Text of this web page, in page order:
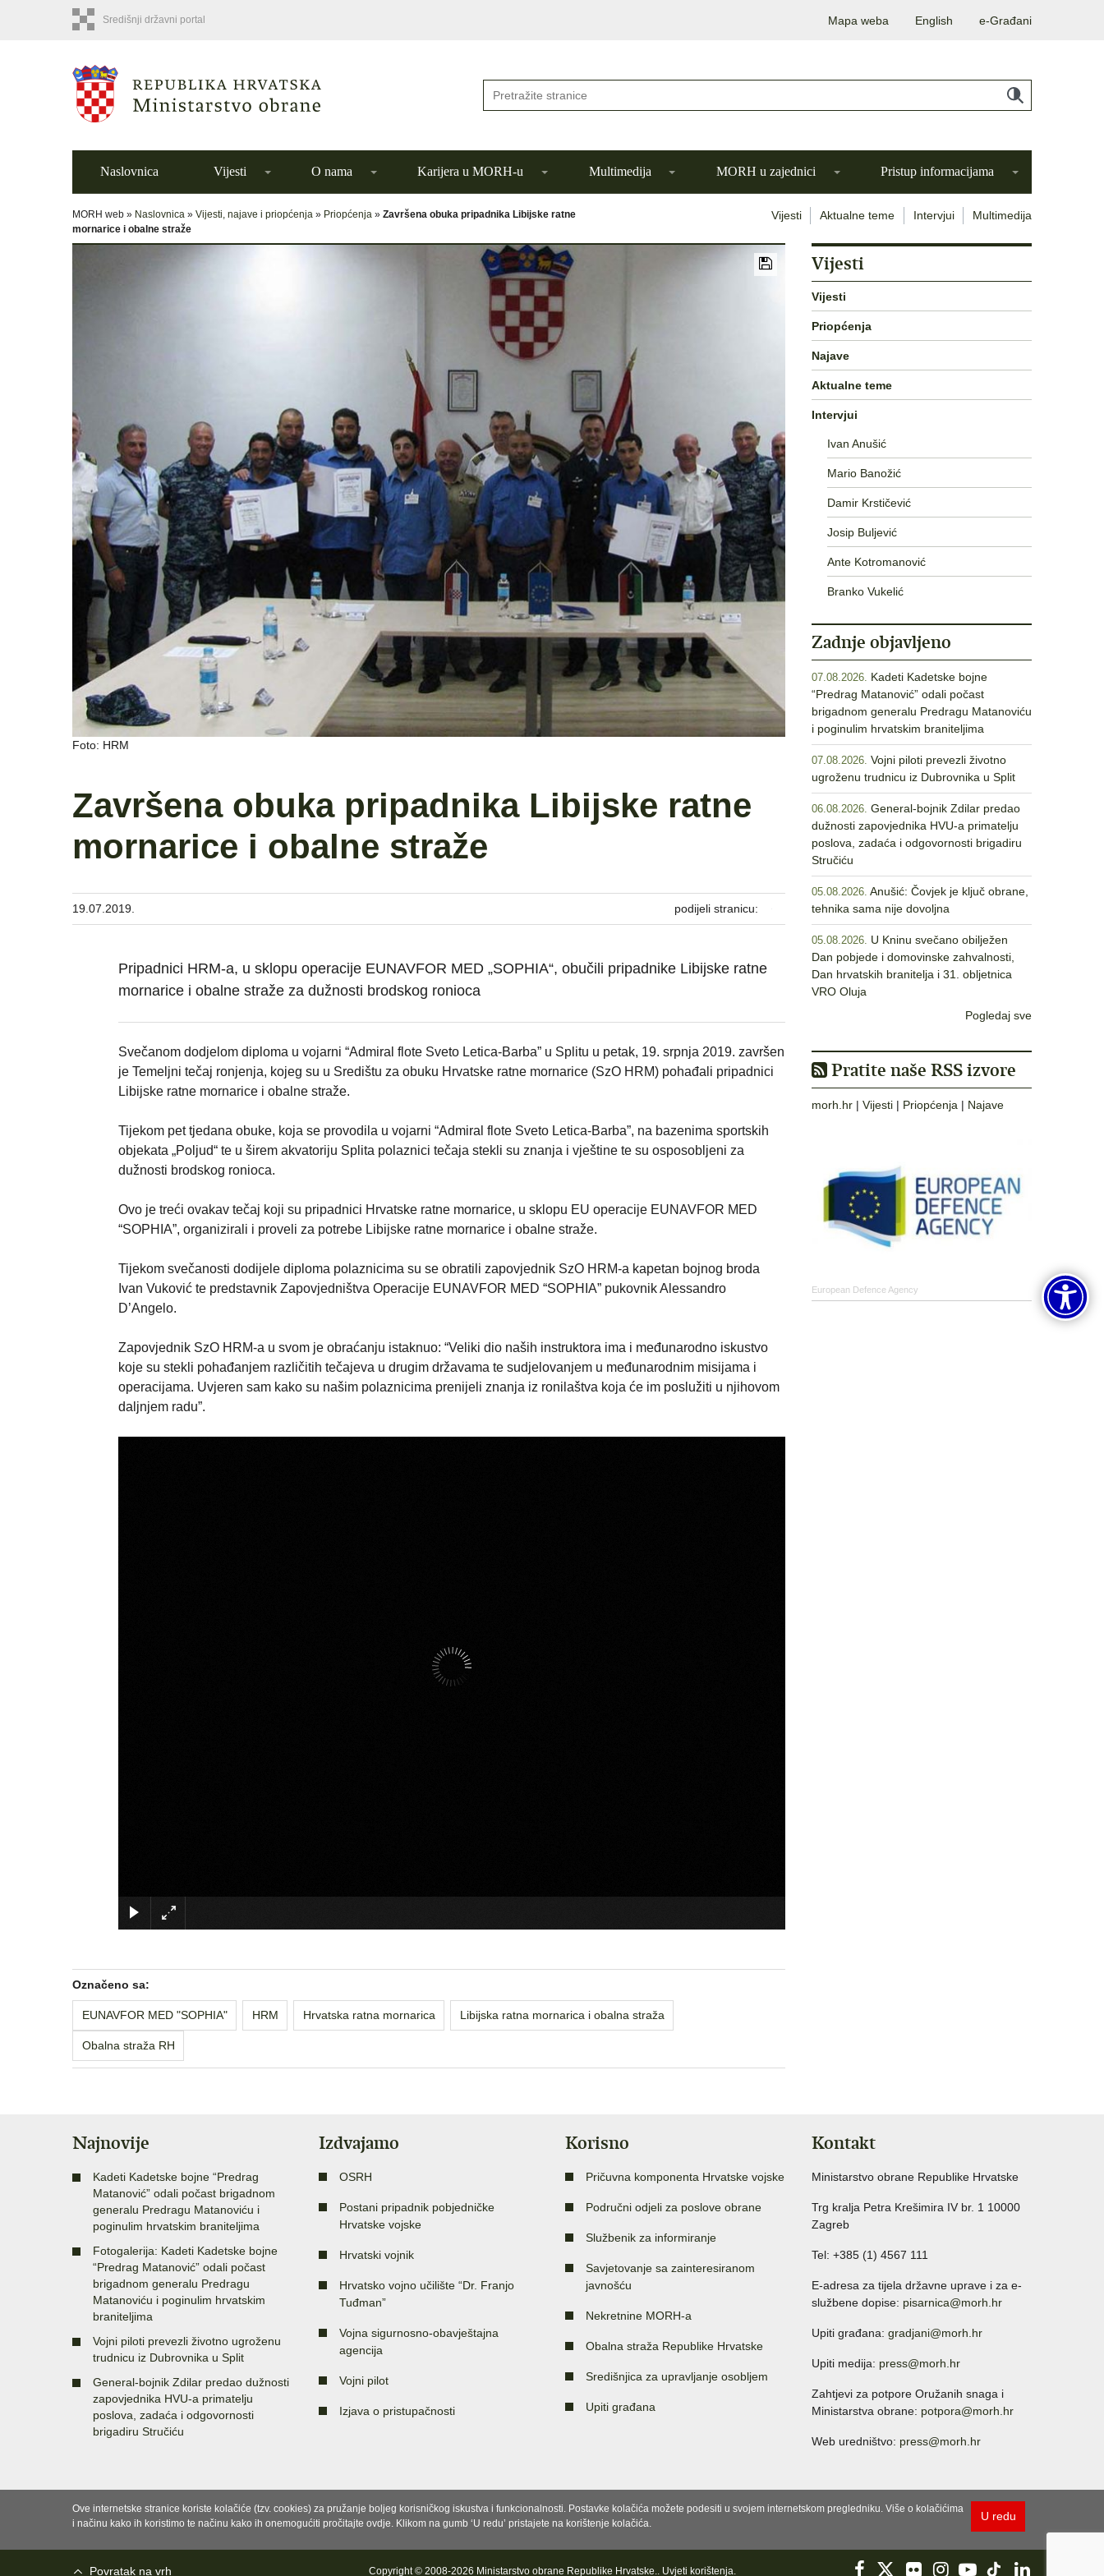
Središnji državni portal Mapa weba English e-Građani
Naslovnica Vijesti O nama Karijera u MORH-u Multimedija MORH u zajednici Pristup informacijama
MORH web » Naslovnica » Vijesti, najave i priopćenja » Priopćenja » Završena obuka pripadnika Libijske ratne
mornarice i obalne straže
Vijesti Aktualne teme Intervjui Multimedija
Foto: HRM
Završena obuka pripadnika Libijske ratne
mornarice i obalne straže
19.07.2019. podijeli stranicu:
Pripadnici HRM-a, u sklopu operacije EUNAVFOR MED „SOPHIA“, obučili pripadnike Libijske ratne
mornarice i obalne straže za dužnosti brodskog ronioca
Svečanom dodjelom diploma u vojarni “Admiral flote Sveto Letica-Barba” u Splitu u petak, 19. srpnja 2019. završen
je Temeljni tečaj ronjenja, kojeg su u Središtu za obuku Hrvatske ratne mornarice (SzO HRM) pohađali pripadnici
Libijske ratne mornarice i obalne straže.
Tijekom pet tjedana obuke, koja se provodila u vojarni “Admiral flote Sveto Letica-Barba”, na bazenima sportskih
objekata „Poljud“ te u širem akvatoriju Splita polaznici tečaja stekli su znanja i vještine te su osposobljeni za
dužnosti brodskog ronioca.
Ovo je treći ovakav tečaj koji su pripadnici Hrvatske ratne mornarice, u sklopu EU operacije EUNAVFOR MED
“SOPHIA”, organizirali i proveli za potrebe Libijske ratne mornarice i obalne straže.
Tijekom svečanosti dodijele diploma polaznicima su se obratili zapovjednik SzO HRM-a kapetan bojnog broda
Ivan Vuković te predstavnik Zapovjedništva Operacije EUNAVFOR MED “SOPHIA” pukovnik Alessandro
D’Angelo.
Zapovjednik SzO HRM-a u svom je obraćanju istaknuo: “Veliki dio naših instruktora ima i međunarodno iskustvo
koje su stekli pohađanjem različitih tečajeva u drugim državama te sudjelovanjem u međunarodnim misijama i
operacijama. Uvjeren sam kako su našim polaznicima prenijeli znanja iz ronilaštva koja će im poslužiti u njihovom
daljnjem radu”.
Označeno sa:
EUNAVFOR MED "SOPHIA" HRM Hrvatska ratna mornarica Libijska ratna mornarica i obalna straža
Obalna straža RH
Vijesti
Vijesti
Priopćenja
Najave
Aktualne teme
Intervjui
Ivan Anušić
Mario Banožić
Damir Krstičević
Josip Buljević
Ante Kotromanović
Branko Vukelić
Zadnje objavljeno
07.08.2026. Kadeti Kadetske bojne
“Predrag Matanović” odali počast
brigadnom generalu Predragu Matanoviću
i poginulim hrvatskim braniteljima
07.08.2026. Vojni piloti prevezli životno
ugroženu trudnicu iz Dubrovnika u Split
06.08.2026. General-bojnik Zdilar predao
dužnosti zapovjednika HVU-a primatelju
poslova, zadaća i odgovornosti brigadiru
Stručiću
05.08.2026. Anušić: Čovjek je ključ obrane,
tehnika sama nije dovoljna
05.08.2026. U Kninu svečano obilježen
Dan pobjede i domovinske zahvalnosti,
Dan hrvatskih branitelja i 31. obljetnica
VRO Oluja
Pogledaj sve
Pratite naše RSS izvore
morh.hr | Vijesti | Priopćenja | Najave
European Defence Agency
Najnovije
Kadeti Kadetske bojne “Predrag
Matanović” odali počast brigadnom
generalu Predragu Matanoviću i
poginulim hrvatskim braniteljima
Fotogalerija: Kadeti Kadetske bojne
“Predrag Matanović” odali počast
brigadnom generalu Predragu
Matanoviću i poginulim hrvatskim
braniteljima
Vojni piloti prevezli životno ugroženu
trudnicu iz Dubrovnika u Split
General-bojnik Zdilar predao dužnosti
zapovjednika HVU-a primatelju
poslova, zadaća i odgovornosti
brigadiru Stručiću
Izdvajamo
OSRH
Postani pripadnik pobjedničke
Hrvatske vojske
Hrvatski vojnik
Hrvatsko vojno učilište “Dr. Franjo
Tuđman”
Vojna sigurnosno-obavještajna
agencija
Vojni pilot
Izjava o pristupačnosti
Korisno
Pričuvna komponenta Hrvatske vojske
Područni odjeli za poslove obrane
Službenik za informiranje
Savjetovanje sa zainteresiranom
javnošću
Nekretnine MORH-a
Obalna straža Republike Hrvatske
Središnjica za upravljanje osobljem
Upiti građana
Kontakt
Ministarstvo obrane Republike Hrvatske
Trg kralja Petra Krešimira IV br. 1 10000
Zagreb
Tel: +385 (1) 4567 111
E-adresa za tijela državne uprave i za e-
službene dopise: pisarnica@morh.hr
Upiti građana: gradjani@morh.hr
Upiti medija: press@morh.hr
Zahtjevi za potpore Oružanih snaga i
Ministarstva obrane: potpora@morh.hr
Web uredništvo: press@morh.hr
U redu
Ove internetske stranice koriste kolačiće (tzv. cookies) za pružanje boljeg korisničkog iskustva i funkcionalnosti. Postavke kolačića možete podesiti u svojem internetskom pregledniku. Više o kolačićima
i načinu kako ih koristimo te načinu kako ih onemogućiti pročitajte ovdje. Klikom na gumb ‘U redu’ pristajete na korištenje kolačića.
Povratak na vrh Copyright © 2008-2026 Ministarstvo obrane Republike Hrvatske.. Uvjeti korištenja.